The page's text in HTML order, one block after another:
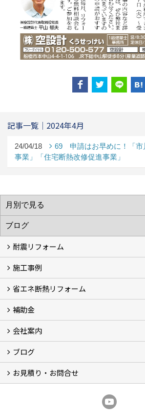
記事一覧｜2024年4月
24/04/18
69 申請はお早めに！「市
事業」「住宅断熱改修促進事業」
耐震リフォーム
空設計の耐震診断
耐震診断と耐震補強 動画
耐震診断レポート
減災セミナー・耐震基準と熊本地震 動
耐震診断と耐震補強 解説
耐震診断Q&A
施工事例
施工事例
浴室の劣化改修と耐震補強 動画
浴室の劣化改修と耐震補強①
浴室の劣化改修と耐震補強②
省エネ断熱リフォーム
省エネ診断
省エネリフォーム
補助金
住宅性能表示制度
住宅断熱改修促進事業補助金2026
給湯省エネ2026
先進的窓リノベ2026
長期優良住宅化リフォーム推進事業
市川市耐震補助金
船橋市耐震補助金
浦安市耐震補助金
松戸市耐震補助金
四街道市耐震補助金
佐倉市耐震補助金
成田市耐震補助金
会社案内
経営理念／ご挨拶
会社概要
メディア掲載
リフォーム産業新聞掲載
表彰
スタッフ紹介
アクセス
不動産探し
プライバシーポリシー
ブログ
いちかわ新聞連載コラム
人生の歩き方
空設計通信
まもりとそなえ
豆知識
お見積り・お問合せ
耐震省エネ補助金無料相談会